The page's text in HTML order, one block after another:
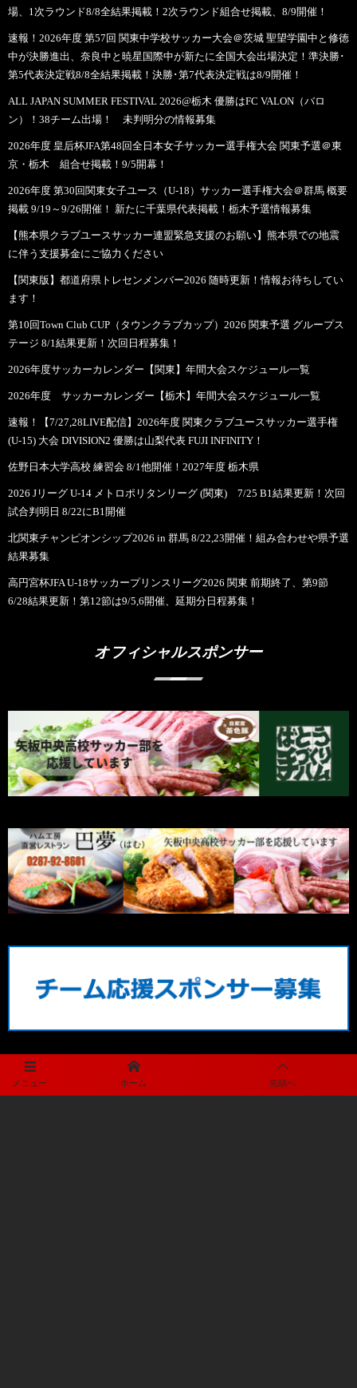
メニュー ホーム 先頭へ
場、1次ラウンド8/8全結果掲載！2次ラウンド組合せ掲載、8/9開催！
速報！2026年度 第57回 関東中学校サッカー大会＠茨城 聖望学園中と修徳
中が決勝進出、奈良中と暁星国際中が新たに全国大会出場決定！準決勝･
第5代表決定戦8/8全結果掲載！決勝･第7代表決定戦は8/9開催！
ALL JAPAN SUMMER FESTIVAL 2026@栃木 優勝はFC VALON（バロ
ン）！38チーム出場！ 未判明分の情報募集
2026年度 皇后杯JFA第48回全日本女子サッカー選手権大会 関東予選＠東
京・栃木 組合せ掲載！9/5開幕！
2026年度 第30回関東女子ユース（U-18）サッカー選手権大会＠群馬 概要
掲載 9/19～9/26開催！ 新たに千葉県代表掲載！栃木予選情報募集
【熊本県クラブユースサッカー連盟緊急支援のお願い】熊本県での地震
に伴う支援募金にご協力ください
【関東版】都道府県トレセンメンバー2026 随時更新！情報お待ちしてい
ます！
第10回Town Club CUP（タウンクラブカップ）2026 関東予選 グループス
テージ 8/1結果更新！次回日程募集！
2026年度サッカーカレンダー【関東】年間大会スケジュール一覧
2026年度 サッカーカレンダー【栃木】年間大会スケジュール一覧
速報！【7/27,28LIVE配信】2026年度 関東クラブユースサッカー選手権
(U-15) 大会 DIVISION2 優勝は山梨代表 FUJI INFINITY！
佐野日本大学高校 練習会 8/1他開催！2027年度 栃木県
2026 Jリーグ U-14 メトロポリタンリーグ (関東) 7/25 B1結果更新！次回
試合判明日 8/22にB1開催
北関東チャンピオンシップ2026 in 群馬 8/22,23開催！組み合わせや県予選
結果募集
高円宮杯JFA U-18サッカープリンスリーグ2026 関東 前期終了、第9節
6/28結果更新！第12節は9/5,6開催、延期分日程募集！
オフィシャルスポンサー
メディアパートナー